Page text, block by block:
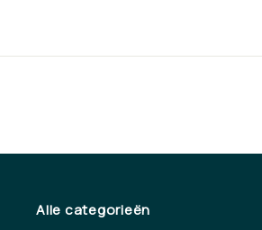
2
Alle categorieën